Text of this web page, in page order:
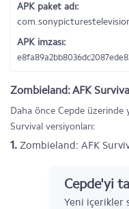
APK paket adı:
APK imzası:
Zombieland: AFK
Daha önce Cepde üzerinde
Survival versiyonları:
1. Zombieland: AFK
Cepde'yi
Yeni içerikler